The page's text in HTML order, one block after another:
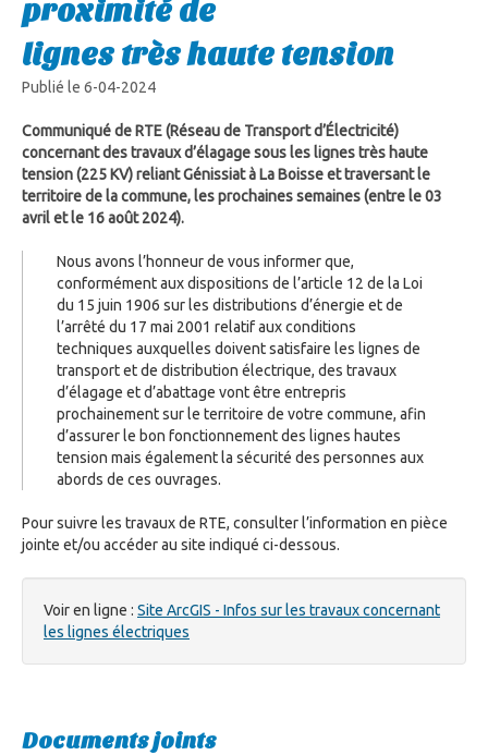
proximité de
lignes très haute tension
Publié le 6-04-2024
Communiqué de RTE (Réseau de Transport d’Électricité)
concernant des travaux d’élagage sous les lignes très haute
tension (225 KV) reliant Génissiat à La Boisse et traversant le
territoire de la commune, les prochaines semaines (entre le 03
avril et le 16 août 2024).
Nous avons l’honneur de vous informer que,
conformément aux dispositions de l’article 12 de la Loi
du 15 juin 1906 sur les distributions d’énergie et de
l’arrêté du 17 mai 2001 relatif aux conditions
techniques auxquelles doivent satisfaire les lignes de
transport et de distribution électrique, des travaux
d’élagage et d’abattage vont être entrepris
prochainement sur le territoire de votre commune, afin
d’assurer le bon fonctionnement des lignes hautes
tension mais également la sécurité des personnes aux
abords de ces ouvrages.
Pour suivre les travaux de RTE, consulter l’information en pièce
jointe et/ou accéder au site indiqué ci-dessous.
Voir en ligne : Site ArcGIS - Infos sur les travaux concernant
les lignes électriques
Documents joints